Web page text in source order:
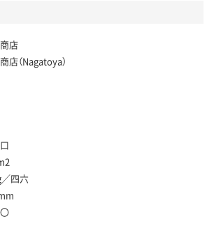
店
店（Nagatoya）
四六